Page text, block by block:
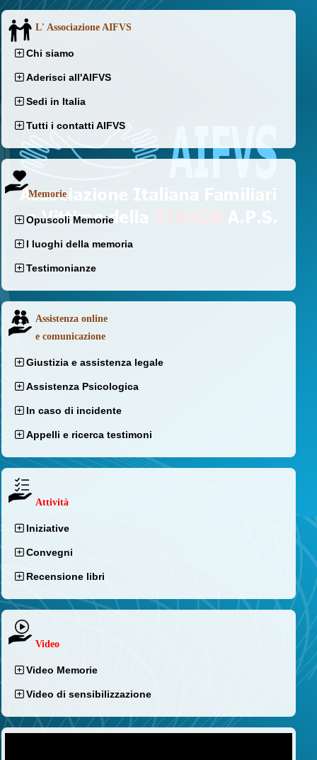
L' Associazione AIFVS
Chi siamo
Aderisci all'AIFVS
Sedi in Italia
Tutti i contatti AIFVS
Memorie
Opuscoli Memorie
I luoghi della memoria
Testimonianze
Assistenza online
e comunicazione
Giustizia e assistenza legale
Assistenza Psicologica
In caso di incidente
Appelli e ricerca testimoni
Attività
Iniziative
Convegni
Recensione libri
Video
Video Memorie
Video di sensibilizzazione